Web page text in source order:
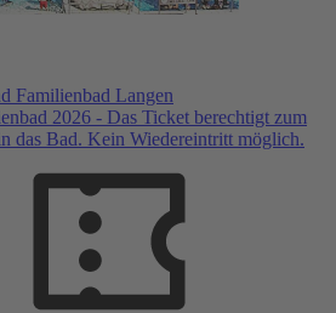
Familienbad Langen
2026 - Das Ticket berechtigt zum
das Bad. Kein Wiedereintritt möglich.